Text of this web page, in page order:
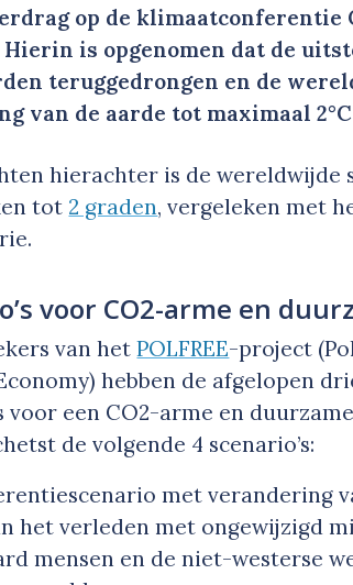
op de klimaatconferentie
is opgenomen dat de
teruggedrongen en de
van de aarde tot maximaal 2°C
hierachter is de wereldwijde
tot 2 graden, vergeleken met
voor CO2-arme en
van hetPOLFREE-project
hebben de afgelopen
voor een CO2-arme en
de volgende 4 scenario’s:
met verandering
het verleden met ongewijzigd
mensen en de niet-westerse